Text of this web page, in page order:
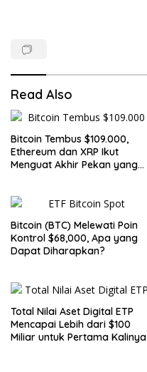
Read Also
Bitcoin Tembus $109.000,
Ethereum dan XRP Ikut
Menguat Akhir Pekan yang
Bitcoin (BTC) Melewati Poin
Kontrol $68,000, Apa yang
Dapat Diharapkan?
Total Nilai Aset Digital ETP
Mencapai Lebih dari $100
Miliar untuk Pertama Kalinya